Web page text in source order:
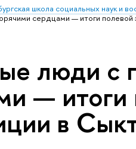
школа социальных наук и
сердцами — итоги полевой
люди с
— итоги
в